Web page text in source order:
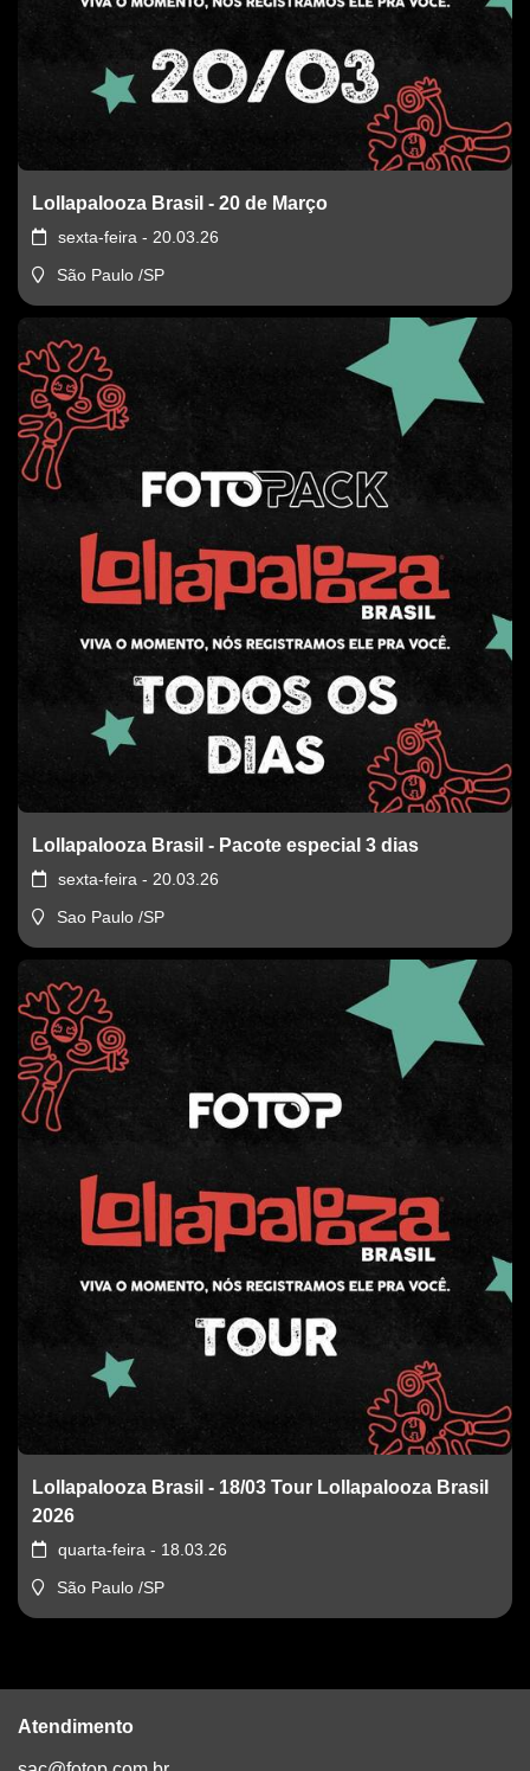
Lollapalooza Brasil - 20 de Março
sexta-feira - 20.03.26
São Paulo /SP
Lollapalooza Brasil - Pacote especial 3 dias
sexta-feira - 20.03.26
Sao Paulo /SP
Lollapalooza Brasil - 18/03 Tour Lollapalooza Brasil
2026
quarta-feira - 18.03.26
São Paulo /SP
Atendimento